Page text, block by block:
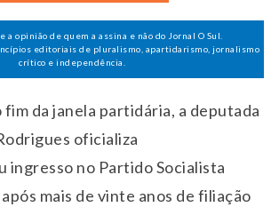
a opinião de quem a assina e não do Jornal O Sul.
editoriais de pluralismo, apartidarismo, jornalismo
crítico e independência.
fim da janela partidária, a deputada
oficializa
ingresso no Partido Socialista
mais de vinte anos de filiação